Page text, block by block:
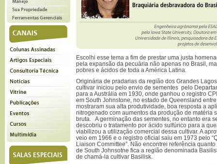
Escolhi esse tema a fim de prestar uma justa
pela expansão da pecuária não apenas no Brasil,
pobres e ácidos de toda a América Latina.
Originária de pradarias da região dos Grandes
cultivar iniciou pelo envio de sementes pelo
para a Austrália em 1930, onde ganhou o registro
em South Johnstone, no estado de Queensland
mostraram sua alta produtividade, boa resposta a
nitrogenado com aumentos da produção de matéria
bruta. A germinação das sementes, no entanto era
descobriu o tratamento por ácido sulfúrico para a
viabilizou a utilização comercial dessa cultivar. A
veio em 1966 e o registro oficial saiu em 1973 pelo
Liaison Committee”. Não encontrei referência
de South Johnsotne fica a região denominada
de chamá-la cultivar Basilisk.